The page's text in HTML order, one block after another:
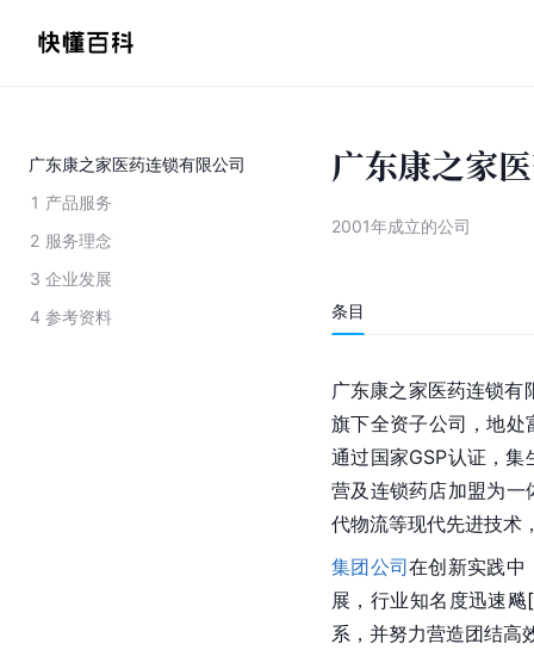
广东康之家医药连锁有限公司
1 产品服务
2 服务理念
3 企业发展
4 参考资料
广东康之家
2001年成立的公司
条目
广东康之家医药连锁
旗下全资子公司 ，地
通过国家GSP认证，
营及连锁药店加盟为一
代物流等现代先进技术
集团公司在创新实践中
展，行业知名度迅速飚[
系，并努力营造团结高